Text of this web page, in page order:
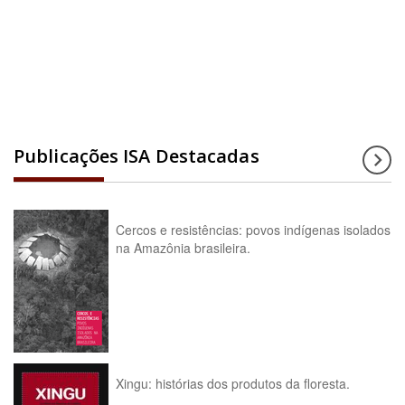
Publicações ISA Destacadas
Cercos e resistências: povos indígenas isolados
na Amazônia brasileira.
Xingu: histórias dos produtos da floresta.